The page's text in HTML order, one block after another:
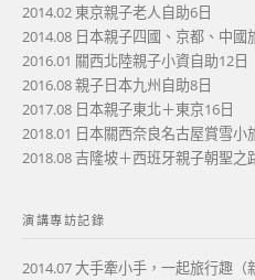
2014.02 東京親子老人自助6日
2014.08 日本親子四國、京都、中國
2016.01 關西北陸親子小資自助12日
2016.08 親子日本九州自助8日
2017.08 日本親子東北＋東京16日
2018.01 日本關西奈良名古屋賞雪小
2018.08 吉隆坡＋西班牙親子朝聖之
演講專訪記錄
2014.07 大手牽小手，一起旅行趣（